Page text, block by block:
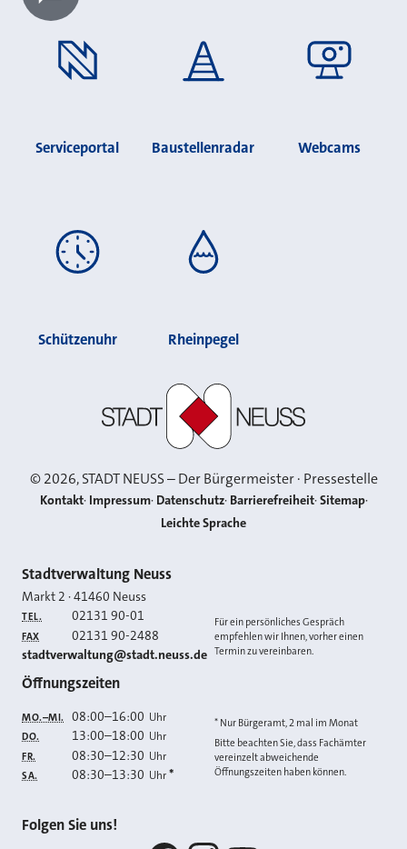
Chatbot laden?
Serviceportal Baustellenradar Webcams
Schützenuhr Rheinpegel
©2026, STADT NEUSS – Der Bürgermeister · Pressestelle
Kontakt Impressum Datenschutz Barrierefreiheit Sitemap
Leichte Sprache
Kontakt
Stadtverwaltung Neuss
Markt 2 ·41460 Neuss
TEL. 02131 90-01
FAX 02131 90-2488
E-MAIL
stadtverwaltung@stadt.neuss.de
Für ein persönliches Gespräch
empfehlen wir Ihnen, vorher einen
Termin zu vereinbaren.
Öffnungszeiten
MO.–MI. 08:00–16:00 Uhr
DO. 13:00–18:00 Uhr
FR. 08:30–12:30 Uhr
SA. 08:30–13:30 Uhr *
* Nur Bürgeramt, 2 mal im Monat
Bitte beachten Sie, dass Fachämter
vereinzelt abweichende
Öffnungszeiten haben können.
Folgen Sie uns!